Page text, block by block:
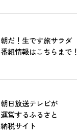
朝だ！生です旅サラダ
番組情報はこちらまで！
朝日放送テレビが
運営するふるさと
納税サイト